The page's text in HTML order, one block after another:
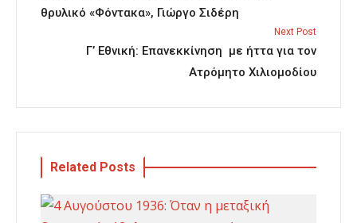
θρυλικό «Φόντακα», Γιώργο Σιδέρη
Next Post
Γ’ Εθνική: Επανεκκίνηση με ήττα για τον
Ατρόμητο Χιλιομοδίου
Related Posts